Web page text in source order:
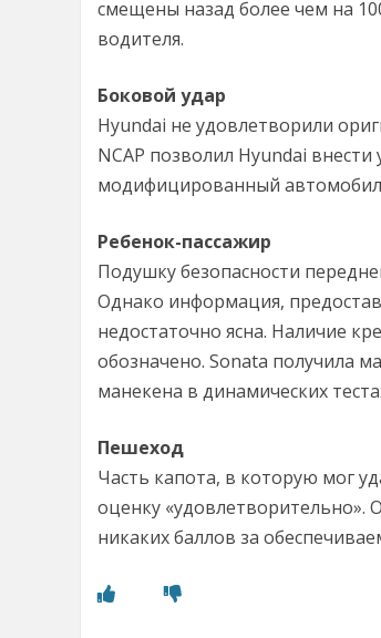
смещены назад более чем на
водителя.
Боковой удар
Hyundai не удовлетворили
NCAP позволил Hyundai
модифицированный
Ребенок-пассажир
Подушку безопасности
Однако информация,
недостаточно ясна. Наличие
обозначено. Sonata получила
манекена в динамических
Пешеход
Часть капота, в которую мог
оценку «удовлетворительно».
никаких баллов за